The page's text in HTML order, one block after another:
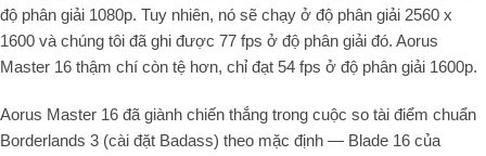
độ phân giải 1080p. Tuy nhiên, nó sẽ chạy ở độ phân giải 2560 x
1600 và chúng tôi đã ghi được 77 fps ở độ phân giải đó. Aorus
Master 16 thậm chí còn tệ hơn, chỉ đạt 54 fps ở độ phân giải 1600p.
Aorus Master 16 đã giành chiến thắng trong cuộc so tài điểm chuẩn
Borderlands 3 (cài đặt Badass) theo mặc định — Blade 16 của